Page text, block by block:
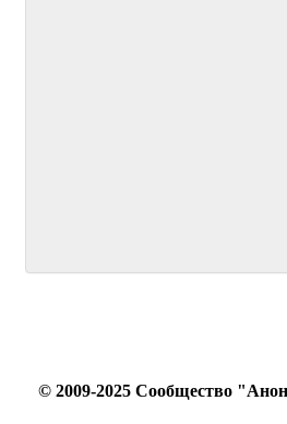
© 2009-2025 Сообщество